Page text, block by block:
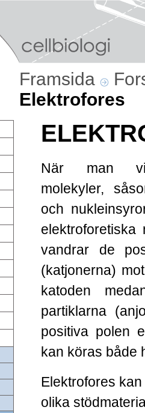
Framsida
Elektrofores
När man
molekyler,
och
elektroforetiska
vandrar de
(katjonerna)
katoden
partiklarna
positiva polen
kan köras både
Elektrofores
olika